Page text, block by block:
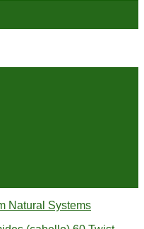
Natural Systems